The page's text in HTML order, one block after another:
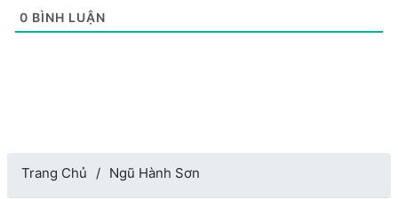
0 BÌNH LUẬN
Trang Chủ Ngũ Hành Sơn